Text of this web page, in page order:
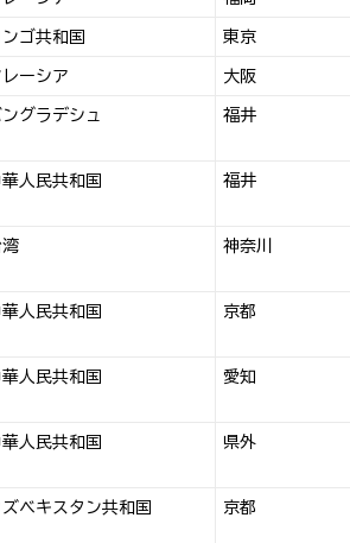
ンゴ共和国 東京
レーシア 大阪
ングラデシュ 福井
華人民共和国 福井
神奈川
華人民共和国 京都
華人民共和国 愛知
華人民共和国 県外
ズベキスタン共和国 京都